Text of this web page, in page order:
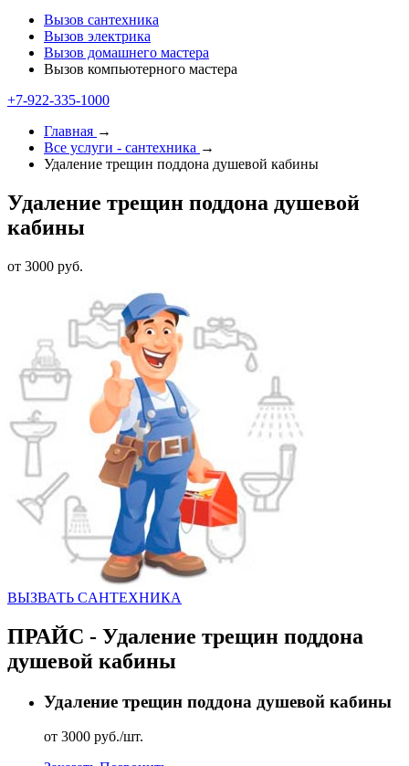
Вызов сантехника
Вызов электрика
Вызов домашнего мастера
Вызов компьютерного мастера
+7-922-335-1000
Главная →
Все услуги - cантехника →
Удаление трещин поддона душевой кабины
Удаление трещин поддона душевой
кабины
от 3000 руб.
ВЫЗВАТЬ CАНТЕХНИКА
ПРАЙС - Удаление трещин поддона
душевой кабины
Удаление трещин поддона душевой кабины
от 3000 руб./шт.